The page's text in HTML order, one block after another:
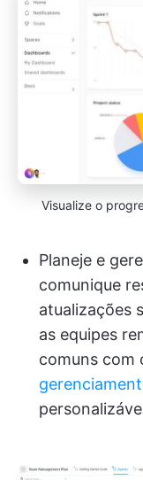
Visualize o
Planeje e
comunique
atualizações
as equipes
comuns com